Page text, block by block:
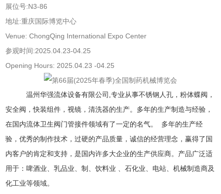
展位号:N3-86
地址:重庆国际博览中心
Venue: ChongQing International Expo Center
参观时间:2025.04.23-04.25
Opening Hours: 2025.04.23 -04.25
温州华强流体设备有限公司 ,专业从事不锈钢人孔，粉体蝶阀，
安全阀，快装组件，视镜，清洗器的生产。多年的生产制造与经验，
在国内流体卫生阀门管接件领域有了一定的名气。 多年的生产经
验，优秀的制作技术，过硬的产品质量，诚信的经营理念，赢得了国
内客户的肯定和支持，是国内许多大企业的生产供应商。产品广泛适
用于：啤酒业、乳品业、制、饮料业 、石化业、电站、机械制造商及
化工业等领域。